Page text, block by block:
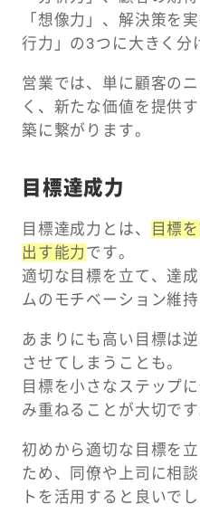
「想像力」、解決策を
行力」の3つに大きく分
営業では、単に顧客の
く、新たな価値を提供
築に繋がります。
目標達成力
目標達成力とは、
目標
出す能力 です。
適切な目標を立て、達
ムのモチベーション維持
あまりにも高い目標は
させてしまうことも。
目標を小さなステップ
み重ねることが大切です
初めから適切な目標を
ため、同僚や上司に相
トを活用すると良いでし